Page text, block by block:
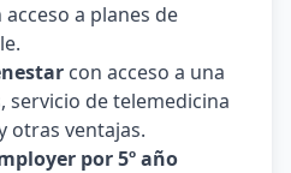
acceso a planes de
con acceso a una
servicio de telemedicina
otras ventajas.
por 5º año